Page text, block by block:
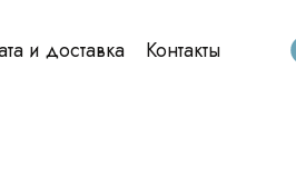
и доставка Контакты